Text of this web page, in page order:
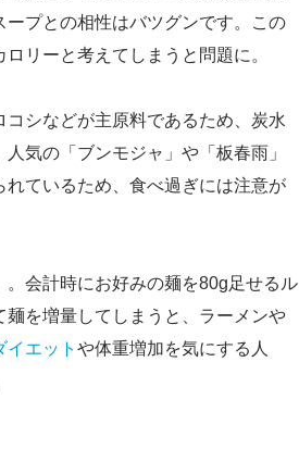
プとの相性はバツグンです。この
リーと考えてしまうと問題に。
シなどが主原料であるため、炭水
気の「ブンモジャ」や「板春雨」
ているため、食べ過ぎには注意が
会計時にお好みの麺を80g足せるル
を増量してしまうと、ラーメンや
イエット や体重増加を気にする人